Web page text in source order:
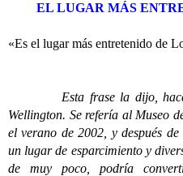
EL LUGAR MÁS
«Es el lugar más entretenido de
Esta frase la dijo, hace
Wellington. Se refería al Museo
el verano de 2002, y después
un lugar de esparcimiento y
de muy poco, podría